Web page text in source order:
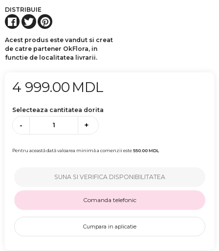
DISTRIBUIE
Acest produs este vandut si creat
de catre partener OkFlora, in
functie de localitatea livrarii.
4 999.00 MDL
Selecteaza cantitatea dorita
- +
Pentru această dată valoarea minimă a comenzii este550.00MDL
SUNA SI VERIFICA DISPONIBILITATEA
Comanda telefonic
Cumpara in aplicatie